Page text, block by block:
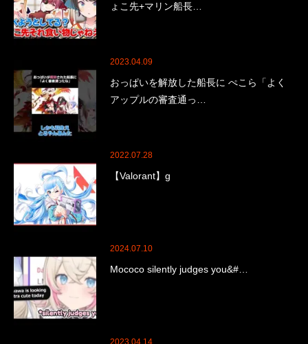
ょこ先+マリン船長…
2023.04.09
おっぱいを解放した船長に ぺこら「よく
アップルの審査通っ…
2022.07.28
【Valorant】g
2024.07.10
Mococo silently judges you&#…
2023.04.14